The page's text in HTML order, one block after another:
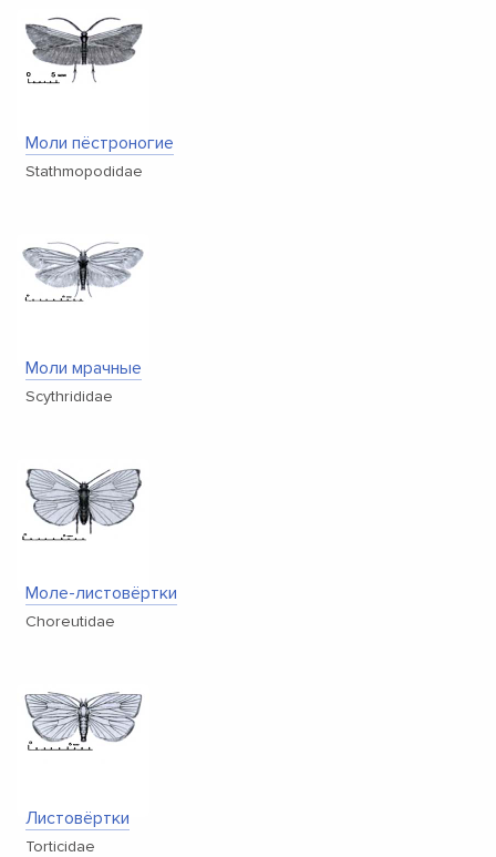
Моли пёстроногие
Stathmopodidae
Моли мрачные
Scythrididae
Моле-листовёртки
Choreutidae
Листовёртки
Torticidae